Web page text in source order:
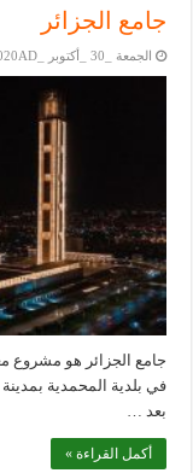
جامع الجزائر
الجمعة _30 _أكتوبر _2020AH 30-10-2020AD
جامع الجزائر هو مشروع
في بلدية المحمدية
بعد …
أكمل القراءة »